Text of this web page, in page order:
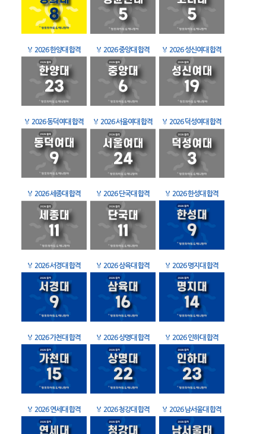
🏅 2026 한양대 합격 🏅 2026 중앙대 합격 🏅 2026 성신여대 합격
🏅 2026 동덕여대 합격 🏅 2026 서울여대 합격 🏅 2026 덕성여대 합격
🏅 2026 세종대 합격 🏅 2026 단국대 합격 🏅 2026 한성대 합격
🏅 2026 서경대 합격 🏅 2026 삼육대 합격 🏅 2026 명지대 합격
🏅 2026 가천대 합격 🏅 2026 상명대 합격 🏅 2026 인하대 합격
🏅 2026 연세대 합격 🏅 2026 청강대 합격 🏅 2026 남서울대 합격